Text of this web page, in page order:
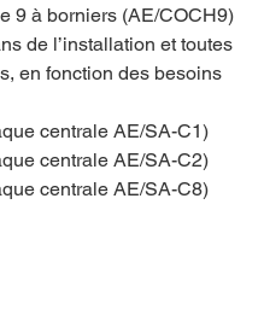
9 à borniers (AE/COCH9)
de l’installation et toutes
en fonction des besoins
centrale AE/SA-C1)
centrale AE/SA-C2)
centrale AE/SA-C8)